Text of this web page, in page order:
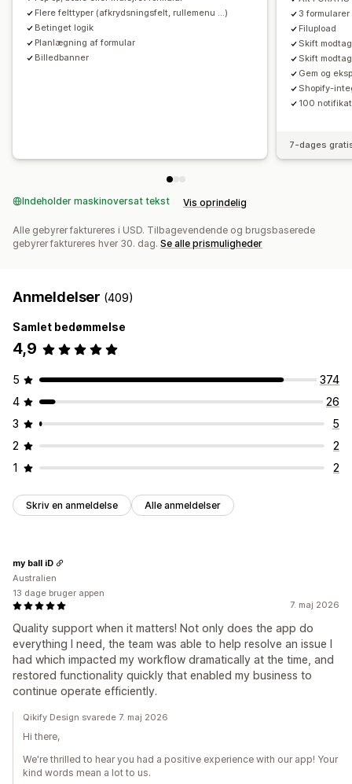
Flere felttyper (afkrydsningsfelt, rullemenu ...)
Betinget logik
Planlægning af formular
Billedbanner
3
Filupload
Skift
Skift
Gem og
Shopify-
100
7-dages
Indeholder maskinoversat tekst Vis oprindelig
Alle gebyrer faktureres i USD. Tilbagevendende og brugsbaserede
gebyrer faktureres hver 30. dag. Se alle prismuligheder
Anmeldelser (409)
Samlet bedømmelse
4,9
5
374
4
26
3
5
2
2
1
2
Skriv en anmeldelse Alle anmeldelser
7. maj 2026
Quality support when it matters! Not only does the app do
everything I need, the team was able to help resolve an issue I
had which impacted my workflow dramatically at the time, and
restored functionality quickly that enabled my business to
continue operate efficiently.
my ball iD
Australien
13 dage bruger appen
Qikify Design svarede 7. maj 2026
Hi there,
We're thrilled to hear you had a positive experience with our app! Your
kind words mean a lot to us.